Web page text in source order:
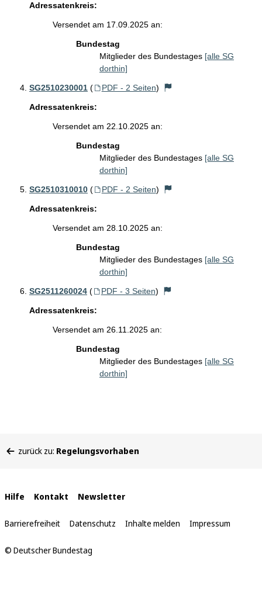
Adressatenkreis:
Versendet am 17.09.2025 an:
Bundestag
Mitglieder des Bundestages [alle SG
dorthin]
SG2510230001 ( PDF - 2 Seiten)
Adressatenkreis:
Versendet am 22.10.2025 an:
Bundestag
Mitglieder des Bundestages [alle SG
dorthin]
SG2510310010 ( PDF - 2 Seiten)
Adressatenkreis:
Versendet am 28.10.2025 an:
Bundestag
Mitglieder des Bundestages [alle SG
dorthin]
SG2511260024 ( PDF - 3 Seiten)
Adressatenkreis:
Versendet am 26.11.2025 an:
Bundestag
Mitglieder des Bundestages [alle SG
dorthin]
befinden
zurück zu: Regelungsvorhaben
Interne
Links
Hilfe Kontakt Newsletter
Barrierefreiheit Datenschutz Inhalte melden Impressum
© Deutscher Bundestag